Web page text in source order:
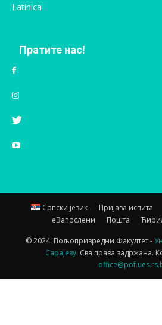
Latinica
Пратите нас!
Српски језик Пријава испита
еЗапослени
Пошта
© 2024. Пољопривредни Факултет -
Сарајеву. Сва права задржана.